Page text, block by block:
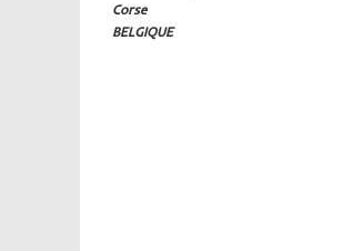
Corse
BELGIQUE